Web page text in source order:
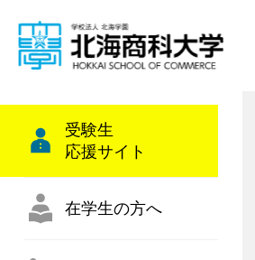
受験生
応援サイト
在学生の方へ